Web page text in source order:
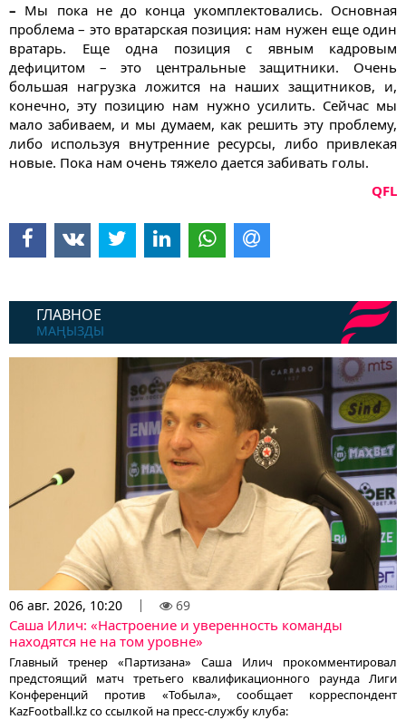
ГЛАВНОЕ
МАҢЫЗДЫ
06 авг. 2026, 10:20 69
Саша Илич: «Настроение и уверенность команды
находятся не на том уровне»
Главный тренер «Партизана» Саша Илич прокомментировал
предстоящий матч третьего квалификационного раунда Лиги
Конференций против «Тобыла», сообщает корреспондент
KazFootball.kz со ссылкой на пресс-службу клуба:
– Мы пока не до конца укомплектовались. Основная
проблема – это вратарская позиция: нам нужен еще один
вратарь. Еще одна позиция с явным кадровым
дефицитом – это центральные защитники. Очень
большая нагрузка ложится на наших защитников, и,
конечно, эту позицию нам нужно усилить. Сейчас мы
мало забиваем, и мы думаем, как решить эту проблему,
либо используя внутренние ресурсы, либо привлекая
новые. Пока нам очень тяжело дается забивать голы.
QFL